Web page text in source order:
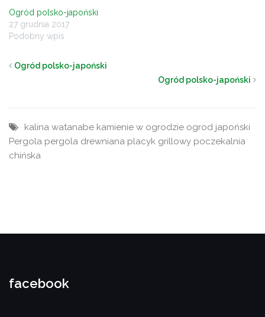
Ogród polsko-japoński
27 grudnia 2017
Podobny wpis
Ogród polsko-japoński
Ogród polsko-japoński
kalina watanabe kamienie w ogrodzie ogrod japoński
Pergola pergola drewniana placyk grillowy poczekalnia
chińska
facebook